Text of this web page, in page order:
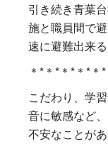
引き続き青葉
施と職員間で
速に避難出来
＊*＊*＊*＊*＊
こだわり、学
音に敏感など
不安なことが